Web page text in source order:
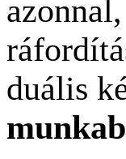
duális